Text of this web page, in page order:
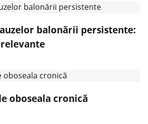
balonării persistente:
oboseala cronică